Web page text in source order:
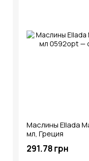
Маслины Ellada
мл, Греция
291.78 грн